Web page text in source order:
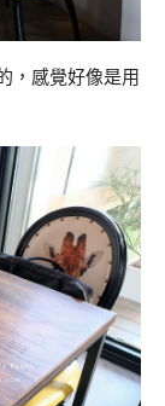
，感覺好像是用